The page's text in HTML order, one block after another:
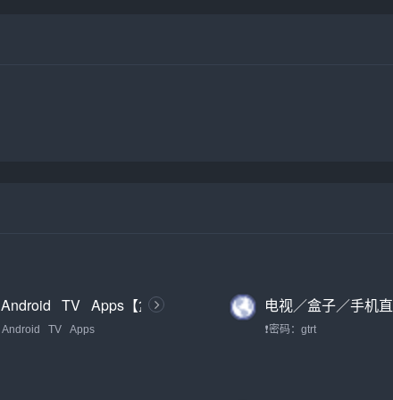
Android⠀TV⠀Apps【盒
子TV大全】
Android⠀TV⠀Apps
电视／盒子／手机直
播应用TV版合集（密
❗密码：gtrt